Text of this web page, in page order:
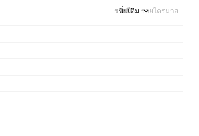
รายปี รายไตรมาส
เพิ่มเติม